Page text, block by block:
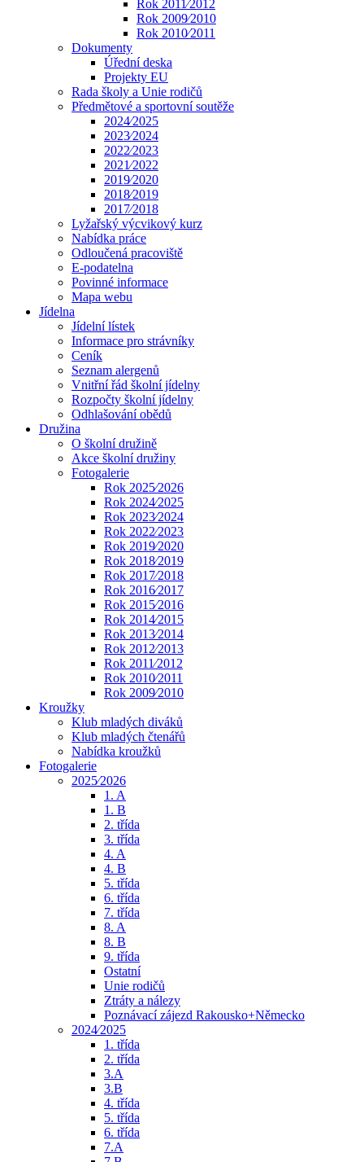
Rok 2011⁄2012
Rok 2009⁄2010
Rok 2010⁄2011
Dokumenty
Úřední deska
Projekty EU
Rada školy a Unie rodičů
Předmětové a sportovní soutěže
2024⁄2025
2023⁄2024
2022⁄2023
2021⁄2022
2019⁄2020
2018⁄2019
2017⁄2018
Lyžařský výcvikový kurz
Nabídka práce
Odloučená pracoviště
E-podatelna
Povinné informace
Mapa webu
Jídelna
Jídelní lístek
Informace pro strávníky
Ceník
Seznam alergenů
Vnitřní řád školní jídelny
Rozpočty školní jídelny
Odhlašování obědů
Družina
O školní družině
Akce školní družiny
Fotogalerie
Rok 2025⁄2026
Rok 2024⁄2025
Rok 2023⁄2024
Rok 2022⁄2023
Rok 2019⁄2020
Rok 2018⁄2019
Rok 2017⁄2018
Rok 2016⁄2017
Rok 2015⁄2016
Rok 2014⁄2015
Rok 2013⁄2014
Rok 2012⁄2013
Rok 2011⁄2012
Rok 2010⁄2011
Rok 2009⁄2010
Kroužky
Klub mladých diváků
Klub mladých čtenářů
Nabídka kroužků
Fotogalerie
2025⁄2026
1. A
1. B
2. třída
3. třída
4. A
4. B
5. třída
6. třída
7. třída
8. A
8. B
9. třída
Ostatní
Unie rodičů
Ztráty a nálezy
Poznávací zájezd Rakousko+Německo
2024⁄2025
1. třída
2. třída
3.A
3.B
4. třída
5. třída
6. třída
7.A